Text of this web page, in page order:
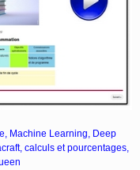
Machine Learning, Deep
calculs et pourcentages,